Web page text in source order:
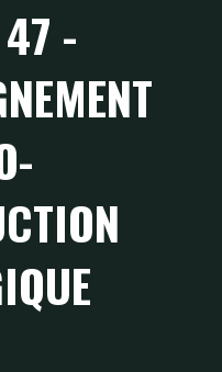
47 -